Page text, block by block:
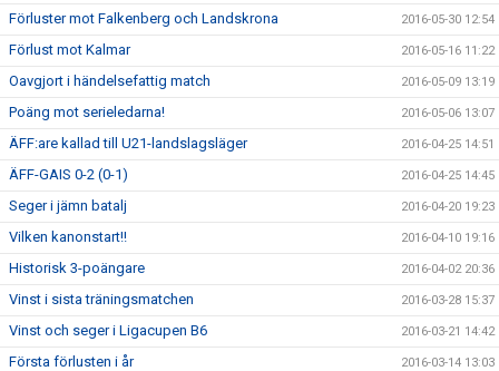
Förluster mot Falkenberg och Landskrona 2016-05-30 12:54
Förlust mot Kalmar 2016-05-16 11:22
Oavgjort i händelsefattig match 2016-05-09 13:19
Poäng mot serieledarna! 2016-05-06 13:07
ÄFF:are kallad till U21-landslagsläger 2016-04-25 14:51
ÄFF-GAIS 0-2 (0-1) 2016-04-25 14:45
Seger i jämn batalj 2016-04-20 19:23
Vilken kanonstart!! 2016-04-10 19:16
Historisk 3-poängare 2016-04-02 20:36
Vinst i sista träningsmatchen 2016-03-28 15:37
Vinst och seger i Ligacupen B6 2016-03-21 14:42
Första förlusten i år 2016-03-14 13:03